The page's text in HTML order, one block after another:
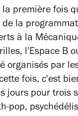
la première fois
de la
à la
l'Espace B
organisés par
fois, c'est
jours pour trois
pop,